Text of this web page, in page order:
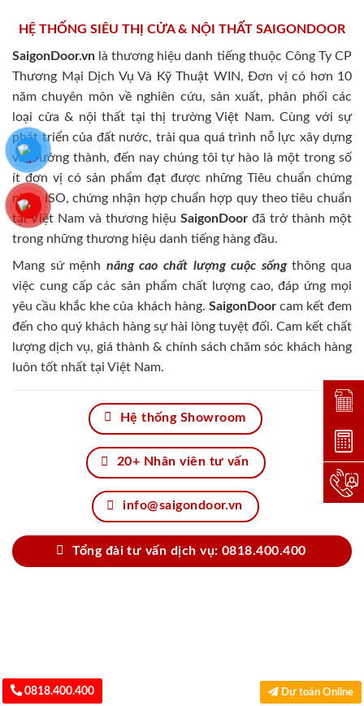
HỆ THỐNG SIÊU THỊ CỬA & NỘI THẤT SAIGONDOOR
SaigonDoor.vn là thương hiệu danh tiếng thuộc Công Ty CP
Thương Mại Dịch Vụ Và Kỹ Thuật WIN, Đơn vị có hơn 10
năm chuyên môn về nghiên cứu, sản xuất, phân phối các
loại cửa & nội thất tại thị trường Việt Nam. Cùng với sự
phát triển của đất nước, trải qua quá trình nỗ lực xây dựng
và trưởng thành, đến nay chúng tôi tự hào là một trong số
ít đơn vị có sản phẩm đạt được những Tiêu chuẩn chứng
nhận ISO, chứng nhận hợp chuẩn hợp quy theo tiêu chuẩn
tại Việt Nam và thương hiệu SaigonDoor đã trở thành một
trong những thương hiệu danh tiếng hàng đầu.
Mang sứ mệnh nâng cao chất lượng cuộc sốngthông qua
việc cung cấp các sản phẩm chất lượng cao, đáp ứng mọi
yêu cầu khắc khe của khách hàng. SaigonDoorcam kết đem
đến cho quý khách hàng sự hài lòng tuyệt đối. Cam kết chất
lượng dịch vụ, giá thành & chính sách chăm sóc khách hàng
luôn tốt nhất tại Việt Nam.
Hệ thống Showroom
20+ Nhân viên tư vấn
info@saigondoor.vn
Tổng đài tư vấn dịch vụ: 0818.400.400
0818.400.400 Dự toán Online
Đặt
Dự